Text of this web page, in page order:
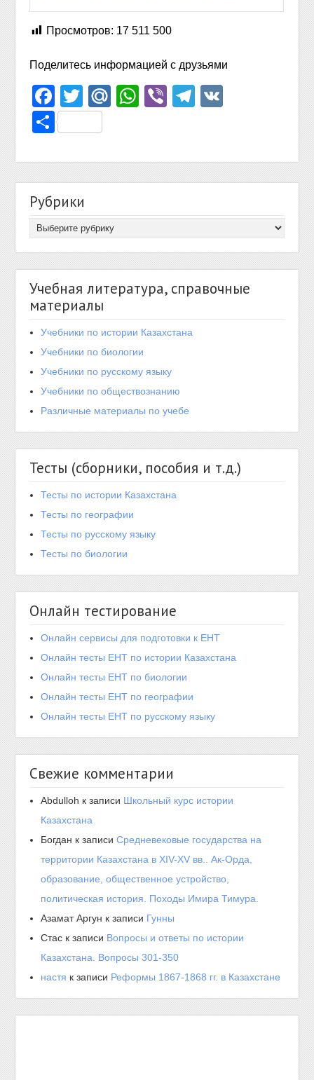
Просмотров: 17 511 500
Поделитесь информацией с друзьями
Facebook
TwitterMail.Ru
WhatsApp
ViberTelegram
Отправить
Рубрики
Учебная литература, справочные
материалы
Учебники по истории Казахстана
Учебники по биологии
Учебники по русскому языку
Учебники по обществознанию
Различные материалы по учебе
Тесты (сборники, пособия и т.д.)
Тесты по истории Казахстана
Тесты по географии
Тесты по русскому языку
Тесты по биологии
Онлайн тестирование
Онлайн сервисы для подготовки к ЕНТ
Онлайн тесты ЕНТ по истории Казахстана
Онлайн тесты ЕНТ по биологии
Онлайн тесты ЕНТ по географии
Онлайн тесты ЕНТ по русскому языку
Свежие комментарии
Abdulloh к записи Школьный курс истории
Казахстана
Богдан к записиСредневековые государства на
территории Казахстана в XIV-XV вв.. Ак-Орда,
образование, общественное устройство,
политическая история. Походы Имира Тимура.
Азамат Аргун к записи Гунны
Стас к записи Вопросы и ответы по истории
Казахстана. Вопросы 301-350
настя к записи Реформы 1867-1868 гг. в Казахстане